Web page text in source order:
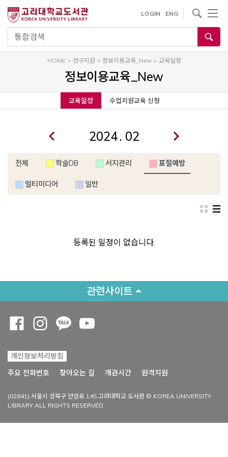
건
기
통합검색
LOGIN ENG
사이트내 검색
HOME> 연구지원 > 정보이용교육_New> 교육일정
정보이용교육_New
교육일정 수업지원교육 신청
.
전체 학술DB 서지관리 표절예방
멀티미디어 일반
등록된 일정이 없습니다.
관련사이트
개인정보처리방침
주요 전화번호
찾아오는 길 개관시간 원격지원
(02841) 서울시 성북구 안암로 145 고려대학교 도서관 © KOREA UNIVERSITY
LIBRARY ALL RIGHTS RESERVED.
Opens a new window
Opens a new window
Opens a new window